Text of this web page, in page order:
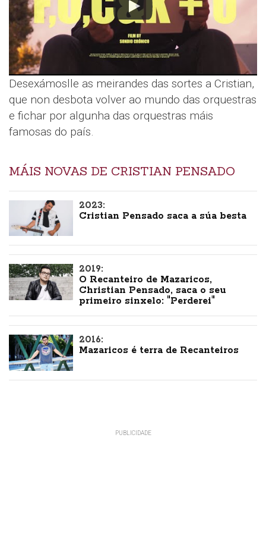
Desexámoslle as meirandes das sortes a Cristian,
que non desbota volver ao mundo das orquestras
e fichar por algunha das orquestras máis
famosas do país.
MÁIS NOVAS DE CRISTIAN PENSADO
2023:
Cristian Pensado saca a súa besta
2019:
O Recanteiro de Mazaricos,
Christian Pensado, saca o seu
primeiro sinxelo: "Perderei"
2016:
Mazaricos é terra de Recanteiros